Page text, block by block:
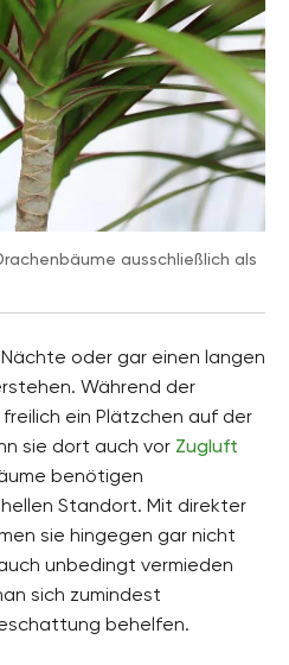
ausschließlich als
oder gar einen langen
Während der
ein Plätzchen auf der
sie dort auch vor Zugluft
benötigen
Standort. Mit direkter
sie hingegen gar nicht
unbedingt vermieden
sich zumindest
behelfen.